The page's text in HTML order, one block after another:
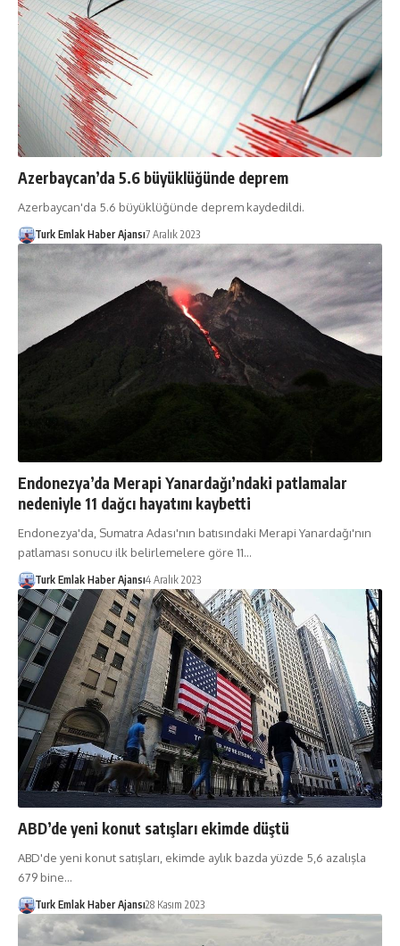
Azerbaycan’da 5.6 büyüklüğünde deprem
Azerbaycan'da 5.6 büyüklüğünde deprem kaydedildi.
Turk Emlak Haber Ajansı7 Aralık 2023
Endonezya’da Merapi Yanardağı’ndaki patlamalar
nedeniyle 11 dağcı hayatını kaybetti
Endonezya'da, Sumatra Adası'nın batısındaki Merapi Yanardağı'nın
patlaması sonucu ilk belirlemelere göre 11…
Turk Emlak Haber Ajansı4 Aralık 2023
ABD’de yeni konut satışları ekimde düştü
ABD'de yeni konut satışları, ekimde aylık bazda yüzde 5,6 azalışla
679 bine…
Turk Emlak Haber Ajansı28 Kasım 2023